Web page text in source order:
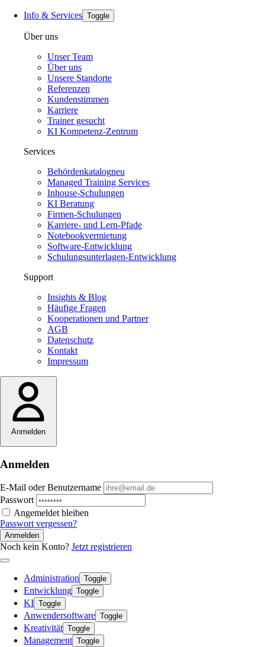
Info & Services Toggle
Über uns
Unser Team
Über uns
Unsere Standorte
Referenzen
Kundenstimmen
Karriere
Trainer gesucht
KI Kompetenz-Zentrum
Services
Behördenkatalogneu
Managed Training Services
Inhouse-Schulungen
KI Beratung
Firmen-Schulungen
Karriere- und Lern-Pfade
Notebookvermietung
Software-Entwicklung
Schulungsunterlagen-Entwicklung
Support
Insights & Blog
Häufige Fragen
Kooperationen und Partner
AGB
Datenschutz
Kontakt
Impressum
Anmelden
Anmelden
E-Mail oder Benutzername
Passwort
Angemeldet bleiben
Passwort vergessen?
Anmelden
Noch kein Konto? Jetzt registrieren
Administration Toggle
Entwicklung Toggle
KI Toggle
Anwendersoftware Toggle
Kreativität Toggle
Management Toggle